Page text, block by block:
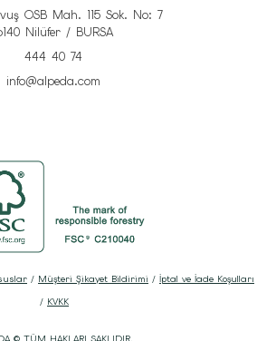
OSB Mah. 115 Sok. No: 7
Nilüfer / BURSA
444 40 74
info@alpeda.com
/ Müşteri Şikayet Bildirimi / İptal ve İade Koşulları
/ KVKK